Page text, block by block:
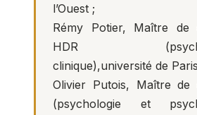
l’Ouest ;
Rémy Potier, Maître de
HDR
clinique),université de
Olivier Putois, Maître de
(psychologie et